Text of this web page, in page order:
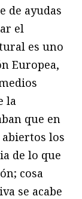
de ayudas
el
es uno
Europea,
la
que en
los
de lo que
cosa
se acabe